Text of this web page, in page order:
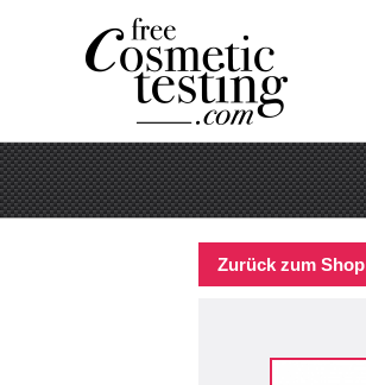
Zurück zum Shop